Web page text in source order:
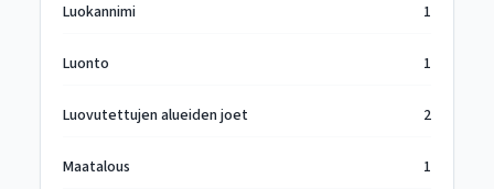
Luokannimi 1
Luonto 1
Luovutettujen alueiden joet 2
Maatalous 1